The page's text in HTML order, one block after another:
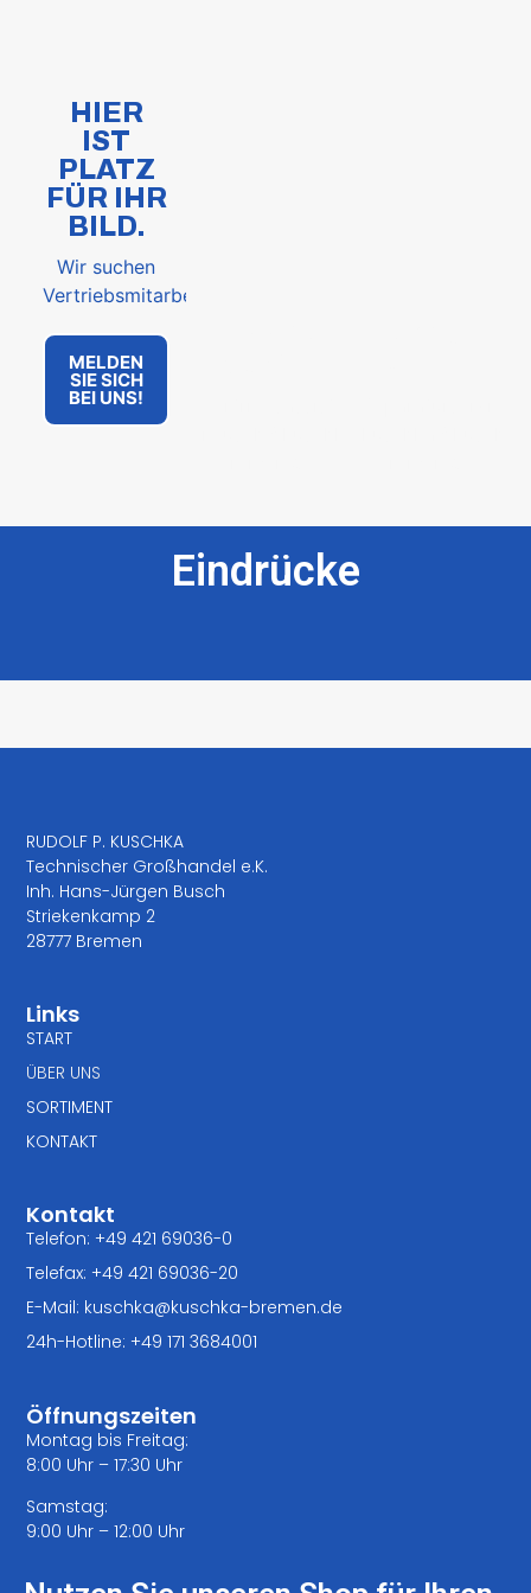
HIER
IST
PLATZ
FÜR IHR
BILD.
Wir suchen
Vertriebsmitarbeiter!
MELDEN
SIE SICH
BEI UNS!
Eindrücke
RUDOLF P. KUSCHKA
Technischer Großhandel e.K.
Inh. Hans-Jürgen Busch
Striekenkamp 2
28777 Bremen
Kontakt
Telefon: +49 421 69036-0
Telefax: +49 421 69036-20
E-Mail: kuschka@kuschka-bremen.de
24h-Hotline: +49 171 3684001
Öffnungszeiten
Montag bis Freitag:
8:00 Uhr – 17:30 Uhr
Samstag:
9:00 Uhr – 12:00 Uhr
Links
START
ÜBER UNS
SORTIMENT
KONTAKT